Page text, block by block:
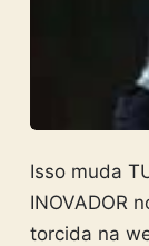
Isso muda
INOVADOR
torcida na